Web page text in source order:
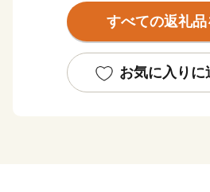
年平均気温は約10度、年間降水
後で高原地帯独特の冷涼な気候に
れ、平成22年には「日本で最も
ました。
すべての返礼品
お気に入りに